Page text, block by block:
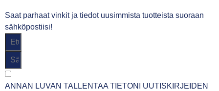
Saat parhaat vinkit ja tiedot uusimmista tuotteista suoraan
sähköpostiisi!
ANNAN LUVAN TALLENTAA TIETONI UUTISKIRJEIDEN